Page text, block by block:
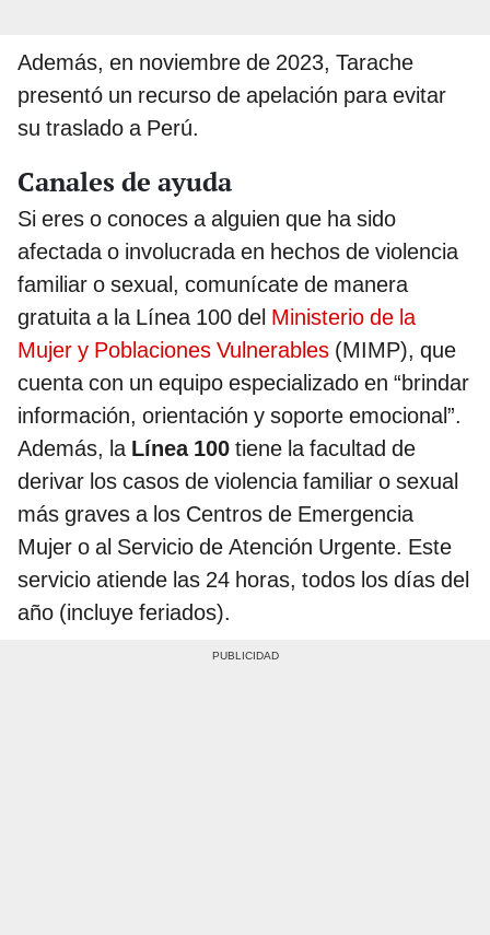
Además, en noviembre de 2023, Tarache
presentó un recurso de apelación para evitar
su traslado a Perú.
Canales de ayuda
Si eres o conoces a alguien que ha sido
afectada o involucrada en hechos de violencia
familiar o sexual, comunícate de manera
gratuita a la Línea 100 del Ministerio de la
Mujer y Poblaciones Vulnerables (MIMP), que
cuenta con un equipo especializado en “brindar
información, orientación y soporte emocional”.
Además, la Línea 100 tiene la facultad de
derivar los casos de violencia familiar o sexual
más graves a los Centros de Emergencia
Mujer o al Servicio de Atención Urgente. Este
servicio atiende las 24 horas, todos los días del
año (incluye feriados).